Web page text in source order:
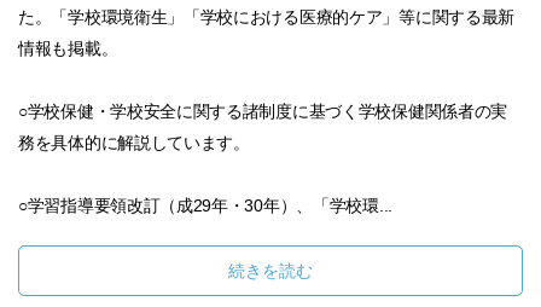
た。「学校環境衛生」「学校における医療的ケア」等に関する最新
情報も掲載。
○学校保健・学校安全に関する諸制度に基づく学校保健関係者の実
務を具体的に解説しています。
○学習指導要領改訂（成29年・30年）、「学校環...
続きを読む